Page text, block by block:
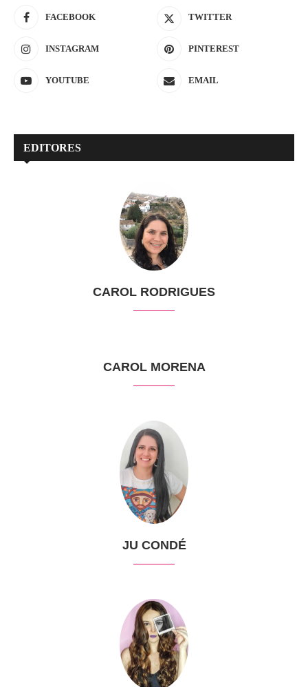
FACEBOOK TWITTER
INSTAGRAM PINTEREST
YOUTUBE EMAIL
EDITORES
CAROL RODRIGUES
CAROL MORENA
JU CONDÉ